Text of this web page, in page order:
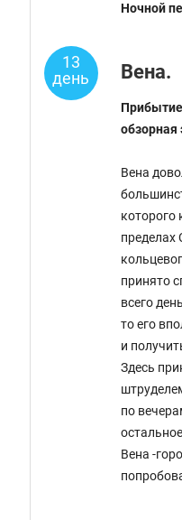
Ночной
13
день
Вена.
Прибытие
обзорная
Вена
которого
пределах
принято
всего
то его
и
Здесь
по
Вена -